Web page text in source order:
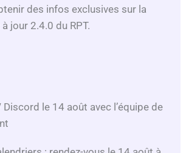
des infos exclusives sur la
jour 2.4.0 du RPT.
Discord le 14 août avec l’équipe de